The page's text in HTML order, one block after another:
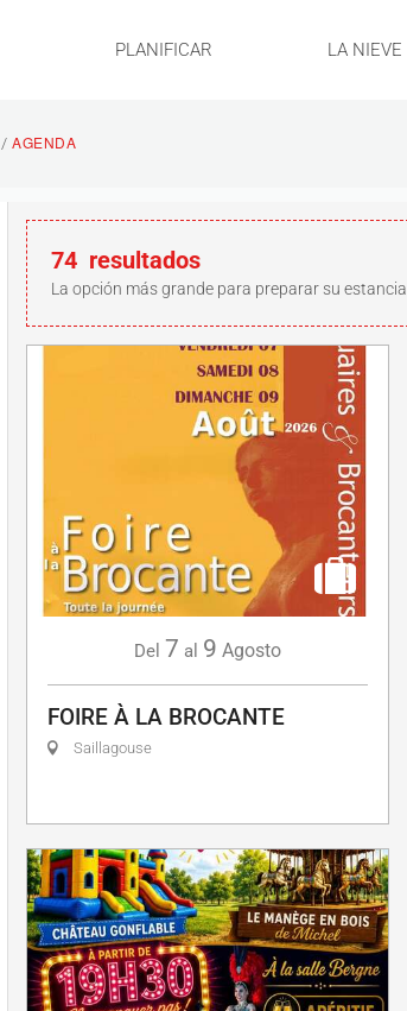
PLANIFICAR LA NIEVE
/ AGENDA
74 resultados
La opción más grande para preparar su estancia
Del 7 al 9 Agosto
FOIRE À LA BROCANTE
Saillagouse